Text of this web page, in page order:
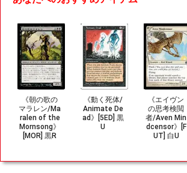
《朝の歌の
マラレン/Ma
ralen of the
Mornsong》
[MOR] 黒R
《動く死体/
Animate De
ad》[5ED] 黒
U
《エイヴン
の思考検閲
者/Aven Min
dcensor》[F
UT] 白U